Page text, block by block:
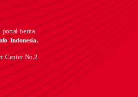
portal berita
Indonesia.
Center No.2